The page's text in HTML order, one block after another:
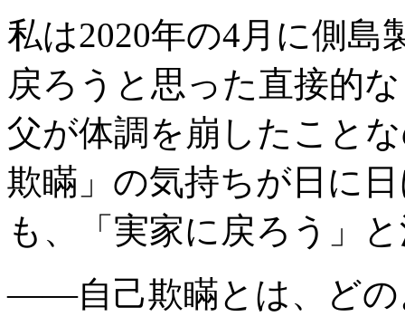
私は2020年の4月に側島
戻ろうと思った直接的
父が体調を崩したこと
欺瞞」の気持ちが日に
も、「実家に戻ろう」
――自己欺瞞とは、どの